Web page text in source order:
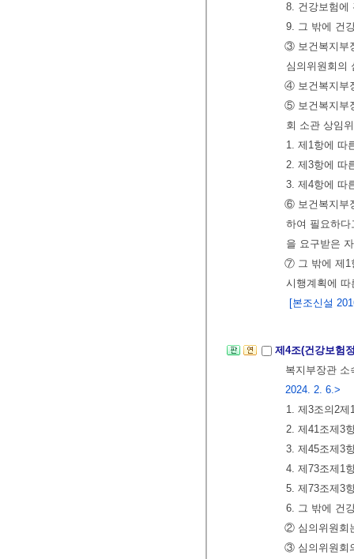
8. 건강보험에
9. 그 밖에 건
③ 보건복지부
심의위원회의
④ 보건복지부
⑤ 보건복지부
회 소관 상임
1. 제1항에 따
2. 제3항에 따
3. 제4항에 따
⑥ 보건복지부
하여 필요하
을 요구받은
⑦ 그 밖에 제1
시행계획에
[본조신설
제4조(건강보험
복지부장관 소
2024. 2. 6.>
1. 제3조의2
2. 제41조제3
3. 제45조제3
4. 제73조제1
5. 제73조제3
6. 그 밖에 건
② 심의위원회
③ 심의위원회